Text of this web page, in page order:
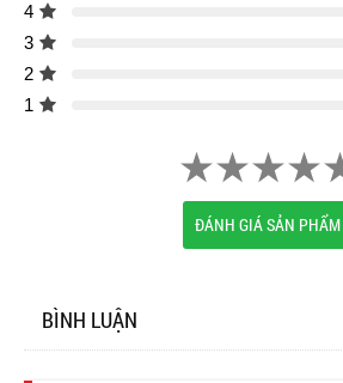
4
3
2
1
ĐÁNH GIÁ SẢN PHẨM
BÌNH LUẬN